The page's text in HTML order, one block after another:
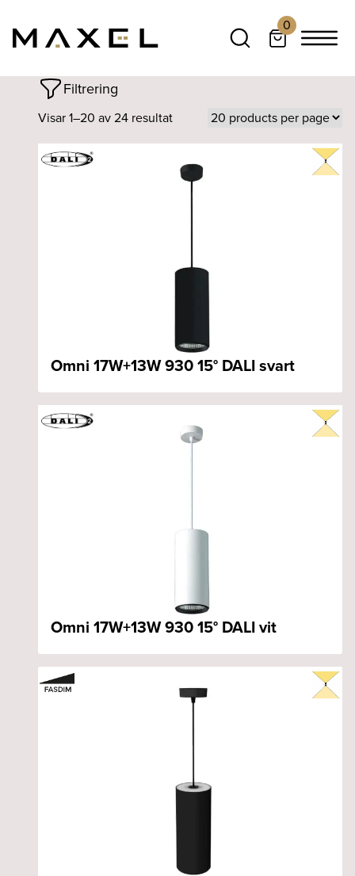
0
Filtrering
Visar 1–20 av 24 resultat
Omni 17W+13W 930 15° DALI svart
Omni 17W+13W 930 15° DALI vit